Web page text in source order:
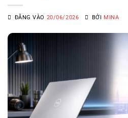
ĐĂNG VÀO 20/06/2026 BỞI MINA